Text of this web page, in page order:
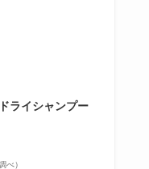
ライシャンプー
べ）